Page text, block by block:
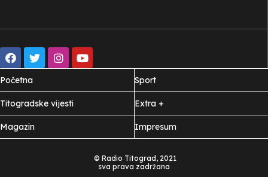
Početna
Titogradske vijesti
Magazin
Sport
Extra +
Impresum
© Radio Titograd, 2021
sva prava zadržana